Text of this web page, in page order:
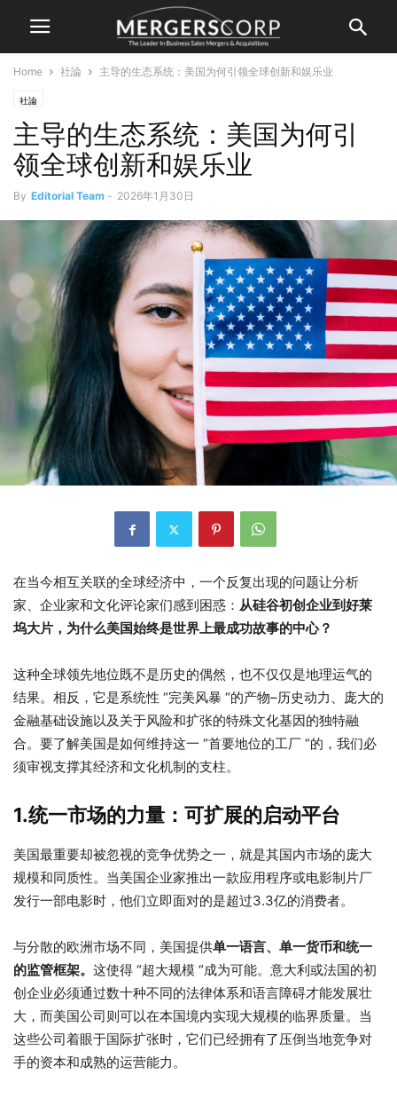
Home 社論 主导的生态系统：美国为何引领全球创新和娱乐业
社論
主导的生态系统：美国为何引
领全球创新和娱乐业
By Editorial Team - 2026年1月30日
在当今相互关联的全球经济中，一个反复出现的问题让分析
家、企业家和文化评论家们感到困惑： 从硅谷初创企业到好莱
坞大片，为什么美国始终是世界上最成功故事的中心？
这种全球领先地位既不是历史的偶然，也不仅仅是地理运气的
结果。相反，它是系统性 “完美风暴 “的产物–历史动力、庞大的
金融基础设施以及关于风险和扩张的特殊文化基因的独特融
合。要了解美国是如何维持这一 “首要地位的工厂 “的，我们必
须审视支撑其经济和文化机制的支柱。
1.统一市场的力量：可扩展的启动平台
美国最重要却被忽视的竞争优势之一，就是其国内市场的庞大
规模和同质性。当美国企业家推出一款应用程序或电影制片厂
发行一部电影时，他们立即面对的是超过3.3亿的消费者。
与分散的欧洲市场不同，美国提供单一语言、单一货币和统一
的监管框架。 这使得 “超大规模 “成为可能。意大利或法国的初
创企业必须通过数十种不同的法律体系和语言障碍才能发展壮
大，而美国公司则可以在本国境内实现大规模的临界质量。当
这些公司着眼于国际扩张时，它们已经拥有了压倒当地竞争对
手的资本和成熟的运营能力。